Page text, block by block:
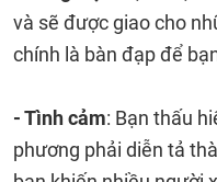
và sẽ được giao cho
chính là bàn đạp để
- Tình cảm: Bạn thấu
phương phải diễn tả